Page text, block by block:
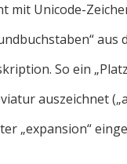
mit Unicode-
aus
So ein
auszeichnet
„expansion“